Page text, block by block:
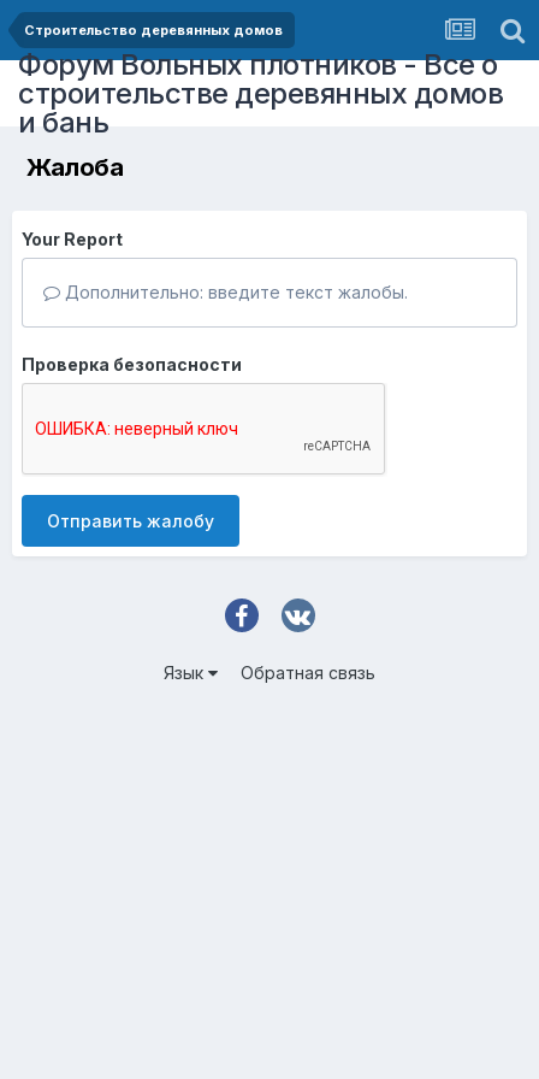
Строительство деревянных домов
Форум Вольных плотников - Все о
строительстве деревянных домов
и бань
Жалоба
Your Report
Дополнительно: введите текст жалобы.
Проверка безопасности
Отправить жалобу
Язык Обратная связь